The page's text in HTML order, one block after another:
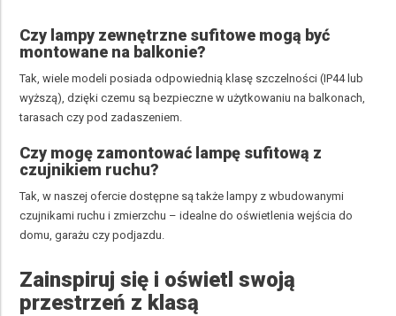
Czy lampy zewnętrzne sufitowe mogą być
montowane na balkonie?
Tak, wiele modeli posiada odpowiednią klasę szczelności (IP44 lub
wyższą), dzięki czemu są bezpieczne w użytkowaniu na balkonach,
tarasach czy pod zadaszeniem.
Czy mogę zamontować lampę sufitową z
czujnikiem ruchu?
Tak, w naszej ofercie dostępne są także lampy z wbudowanymi
czujnikami ruchu i zmierzchu – idealne do oświetlenia wejścia do
domu, garażu czy podjazdu.
Zainspiruj się i oświetl swoją
przestrzeń z klasą